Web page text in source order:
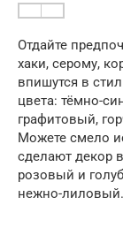
Отдайте
хаки, серому,
впишутся в
цвета: тёмно-
графитовый,
Можете смело
сделают декор
розовый и
нежно-лиловый.